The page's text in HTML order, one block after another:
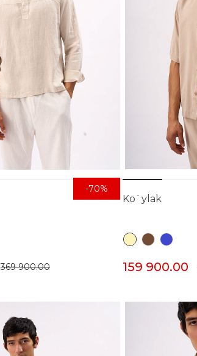
369 900.00
-70%
Ko`ylak
159 900.00